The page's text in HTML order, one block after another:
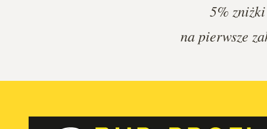
5% zniżki
na pierwsze